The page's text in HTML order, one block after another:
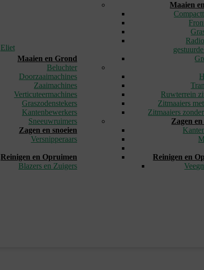
Eliet
Maaien en Grond
Beluchter
Doorzaaimachines
Zaaimachines
Verticuteermachines
Graszodenstekers
Kantenbewerkers
Sneeuwruimers
Zagen en snoeien
Versnipperaars
Reinigen en Opruimen
Blazers en Zuigers
Maaien
Ruwterrein
Zitmaaiers
Zitmaaiers
Zagen en
Reinigen en